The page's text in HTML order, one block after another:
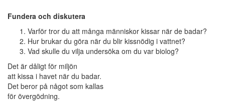
Fundera och diskutera
Varför tror du att många människor kissar när de badar?
Hur brukar du göra när du blir kissnödig i vattnet?
Vad skulle du vilja undersöka om du var biolog?
Det är dåligt för miljön
att kissa i havet när du badar.
Det beror på något som kallas
för övergödning.
anpassat innehåll